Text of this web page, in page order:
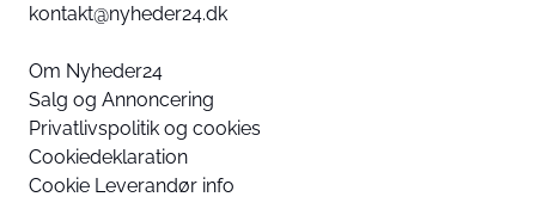
kontakt@nyheder24.dk
Om Nyheder24
Salg og Annoncering
Privatlivspolitik og cookies
Cookiedeklaration
Cookie Leverandør info